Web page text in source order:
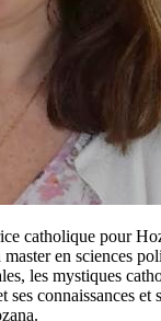
catholique pour
en sciences
les mystiques
ses connaissances et